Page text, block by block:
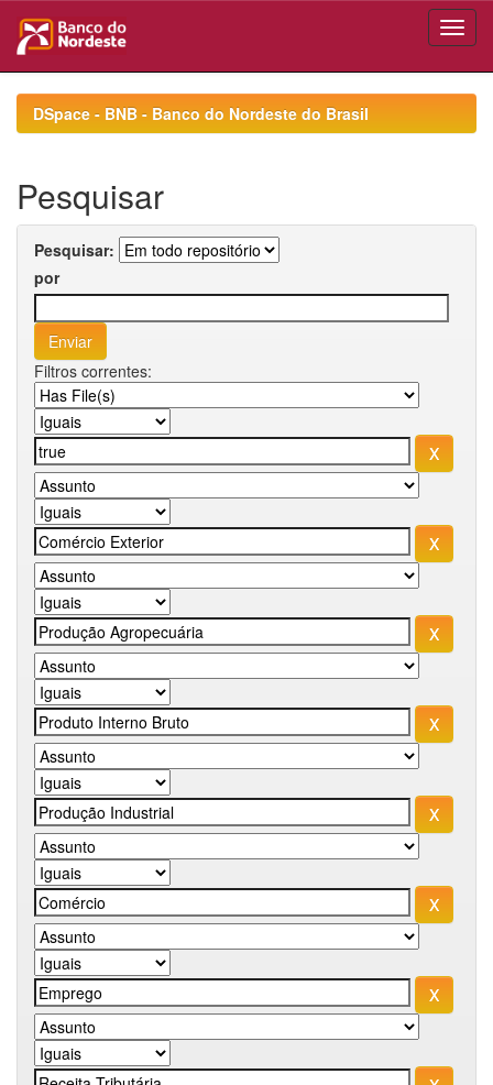
navigationDSpace - BNB - Banco do Nordeste do Brasil
Pesquisar
Pesquisar:
por
Filtros correntes: